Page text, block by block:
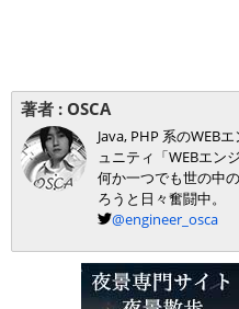
著者 : OSCA
Java, PHP 系のWEB
ュニティ「WEBエン
何か一つでも世の中
ろうと日々奮闘中。
@engineer_osca